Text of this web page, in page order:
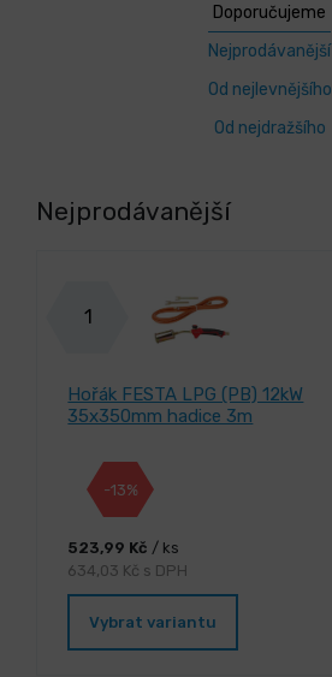
Doporučujeme
Nejprodávanější
Od nejlevnějšího
Od nejdražšího
Nejprodávanější
1
Hořák FESTA LPG (PB) 12kW
35x350mm hadice 3m
-13%
523,99 Kč / ks
634,03 Kč s DPH
Vybrat variantu